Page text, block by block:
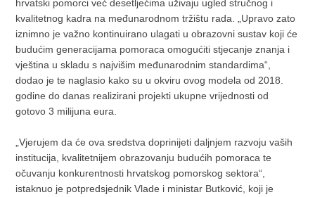
hrvatski pomorci već desetljećima uživaju ugled stručnog i
kvalitetnog kadra na međunarodnom tržištu rada. „Upravo zato
iznimno je važno kontinuirano ulagati u obrazovni sustav koji će
budućim generacijama pomoraca omogućiti stjecanje znanja i
vještina u skladu s najvišim međunarodnim standardima“,
dodao je te naglasio kako su u okviru ovog modela od 2018.
godine do danas realizirani projekti ukupne vrijednosti od
gotovo 3 milijuna eura.
„Vjerujem da će ova sredstva doprinijeti daljnjem razvoju vaših
institucija, kvalitetnijem obrazovanju budućih pomoraca te
očuvanju konkurentnosti hrvatskog pomorskog sektora“,
istaknuo je potpredsjednik Vlade i ministar Butković, koji je